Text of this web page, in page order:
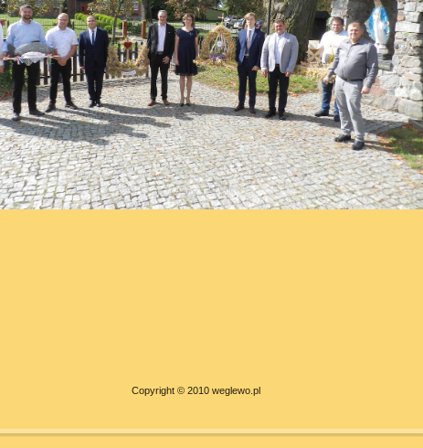
Copyright © 2010 weglewo.pl